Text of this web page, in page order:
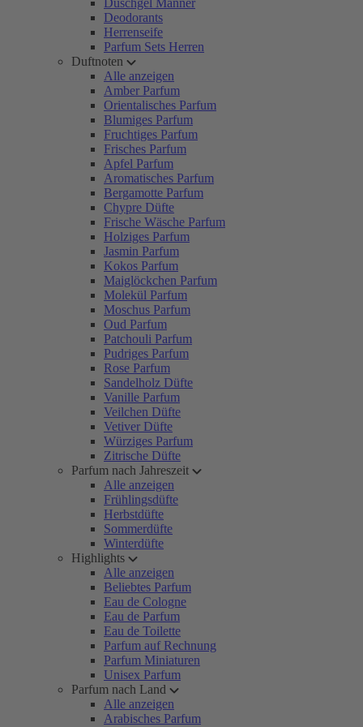
Duschgel Männer
Deodorants
Herrenseife
Parfum Sets Herren
Duftnoten
Alle anzeigen
Amber Parfum
Orientalisches Parfum
Blumiges Parfum
Fruchtiges Parfum
Frisches Parfum
Apfel Parfum
Aromatisches Parfum
Bergamotte Parfum
Chypre Düfte
Frische Wäsche Parfum
Holziges Parfum
Jasmin Parfum
Kokos Parfum
Maiglöckchen Parfum
Molekül Parfum
Moschus Parfum
Oud Parfum
Patchouli Parfum
Pudriges Parfum
Rose Parfum
Sandelholz Düfte
Vanille Parfum
Veilchen Düfte
Vetiver Düfte
Würziges Parfum
Zitrische Düfte
Parfum nach Jahreszeit
Alle anzeigen
Frühlingsdüfte
Herbstdüfte
Sommerdüfte
Winterdüfte
Highlights
Alle anzeigen
Beliebtes Parfum
Eau de Cologne
Eau de Parfum
Eau de Toilette
Parfum auf Rechnung
Parfum Miniaturen
Unisex Parfum
Parfum nach Land
Alle anzeigen
Arabisches Parfum